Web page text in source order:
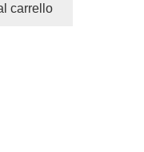
carrello